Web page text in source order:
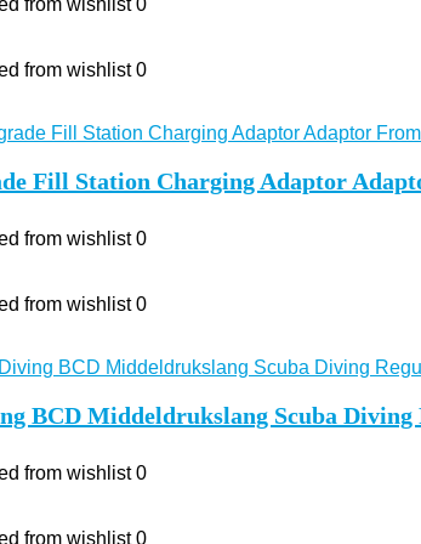
from wishlist 0
from wishlist 0
Fill Station Charging Adaptor
from wishlist 0
from wishlist 0
BCD Middeldrukslang Scuba
from wishlist 0
from wishlist 0